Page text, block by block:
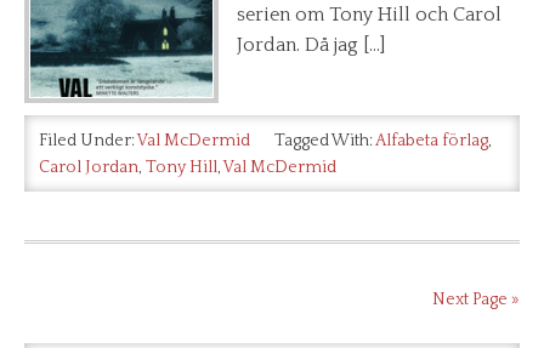
serien om Tony Hill och Carol
Jordan. Då jag […]
Filed Under:Val McDermid Tagged With:Alfabeta förlag,
Carol Jordan, Tony Hill,Val McDermid
Next Page »